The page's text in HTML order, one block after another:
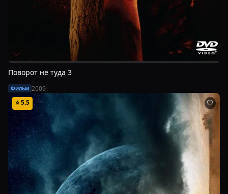
Поворот не туда 3
Фильм 2009
⭐5.5 🤍